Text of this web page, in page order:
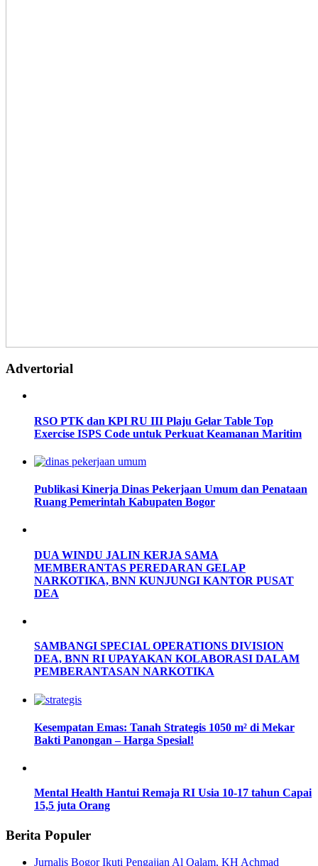
Advertorial
RSO PTK dan KPI RU III Plaju Gelar Table Top
Exercise ISPS Code untuk Perkuat Keamanan Maritim
Publikasi Kinerja Dinas Pekerjaan Umum dan Penataan
Ruang Pemerintah Kabupaten Bogor
DUA WINDU JALIN KERJA SAMA
MEMBERANTAS PEREDARAN GELAP
NARKOTIKA, BNN KUNJUNGI KANTOR PUSAT
DEA
SAMBANGI SPECIAL OPERATIONS DIVISION
DEA, BNN RI UPAYAKAN KOLABORASI DALAM
PEMBERANTASAN NARKOTIKA
Kesempatan Emas: Tanah Strategis 1050 m² di Mekar
Bakti Panongan – Harga Spesial!
Mental Health Hantui Remaja RI Usia 10-17 tahun Capai
15,5 juta Orang
Berita Populer
Jurnalis Bogor Ikuti Pengajian Al Qalam, KH Achmad